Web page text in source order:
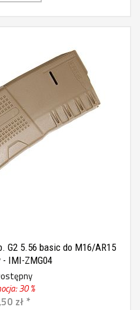
G2 5.56 basic do M16/AR15
IMI-ZMG04
30 %
zł *